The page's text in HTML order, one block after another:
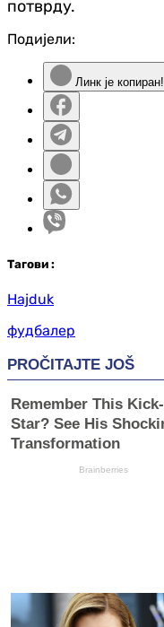
потврду.
Подијели:
Линк је копиран!
Тагови :
Hajduk
фудбалер